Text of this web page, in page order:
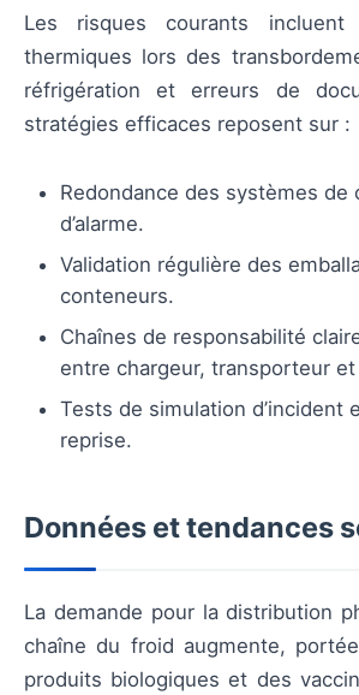
Les risques courants incluent
thermiques lors des
réfrigération et erreurs de
stratégies efficaces reposent sur :
Redondance des systèmes de
d’alarme.
Validation régulière des
conteneurs.
Chaînes de responsabilité
entre chargeur, transporteur
Tests de simulation d’incident
reprise.
Données et tendances
La demande pour la distribution
chaîne du froid augmente,
produits biologiques et des